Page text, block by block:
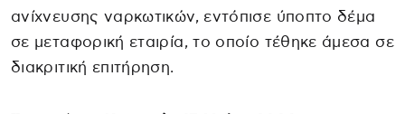
ανίχνευσης ναρκωτικών, εντόπισε ύποπτο δέμα
σε μεταφορική εταιρία, το οποίο τέθηκε άμεσα σε
διακριτική επιτήρηση.